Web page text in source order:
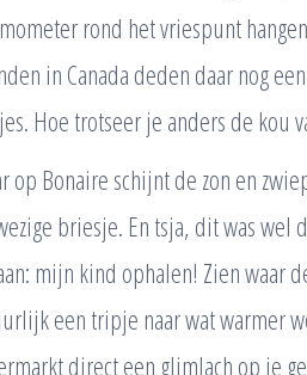
rond het vriespunt
in Canada deden daar nog
Hoe trotseer je anders de kou
op Bonaire schijnt de zon en
briesje. En tsja, dit was wel
mijn kind ophalen! Zien waar
een tripje naar wat warmer
direct een glimlach op je